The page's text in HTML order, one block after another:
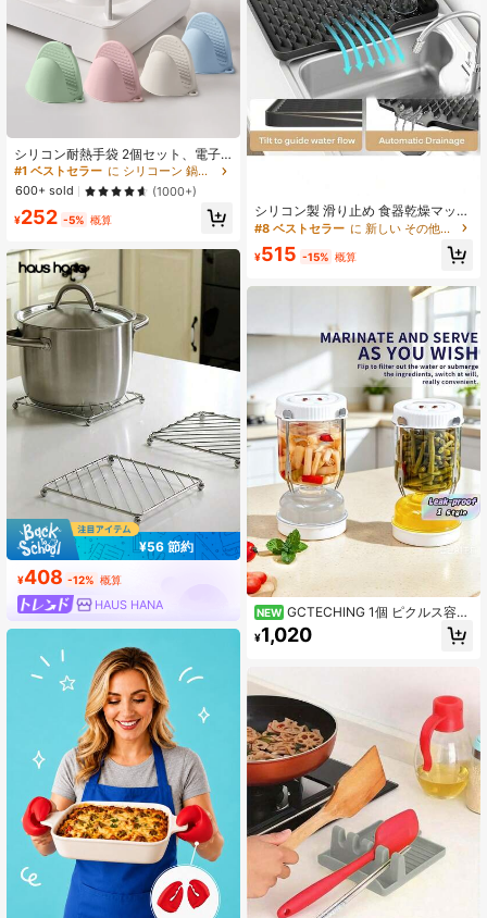
シリコン耐熱手袋 2個セット、電子
レンジ手袋、オーブンミトン、ミニ
クッキング、ベーキング、グリル用
手袋、キッチン必需品
#1 ベストセラー
に シリコーン 鍋つかみとオーブンミット
600+ sold
(1000+)
¥252 -5% 概算
¥56 節約
¥408 -12% 概算
HAUS HANA
シリコン製 滑り止め 食器乾燥マット
排水設計 耐熱性 お手入れ簡単 カウ
イル展開 キッチンを乾燥に保つ クリ
#8 ベストセラー に 新しい その他のキッチンツール
¥515 -15% 概算
NEW GCTECHING 1個 ピクルス容器
フィルター付き、ウェット&ドライ分
離、キュウリ、オリーブなどの食品
して使用可能、再利用可能、キュウ
リ、オリーブなどの保存に適してい
ます。
¥1,020